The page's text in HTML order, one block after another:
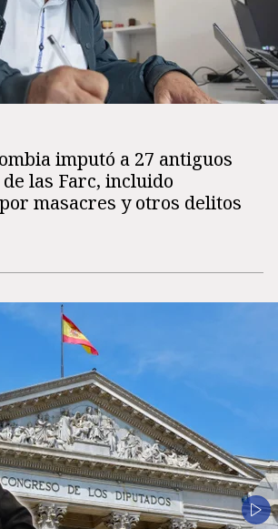
imputó a 27 antiguos
las Farc, incluido
masacres y otros delitos